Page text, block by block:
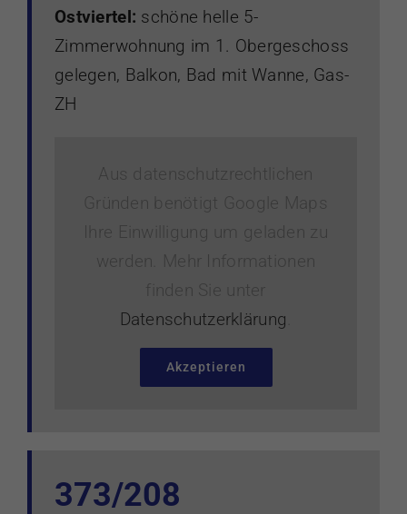
Ostviertel: schöne helle 5-
Zimmerwohnung im 1. Obergeschoss
gelegen, Balkon, Bad mit Wanne, Gas-
ZH
Aus datenschutzrechtlichen
Gründen benötigt Google Maps
Ihre Einwilligung um geladen zu
werden. Mehr Informationen
finden Sie unter
Datenschutzerklärung
Akzeptieren
373/208